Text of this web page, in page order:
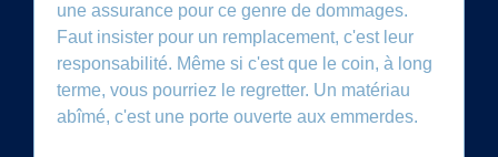
une assurance pour ce genre de dommages.
Faut insister pour un remplacement, c'est leur
responsabilité. Même si c'est que le coin, à long
terme, vous pourriez le regretter. Un matériau
abîmé, c'est une porte ouverte aux emmerdes.